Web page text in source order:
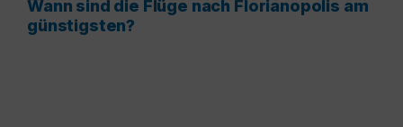
Wann sind die Flüge nach Florianopolis am
günstigsten?